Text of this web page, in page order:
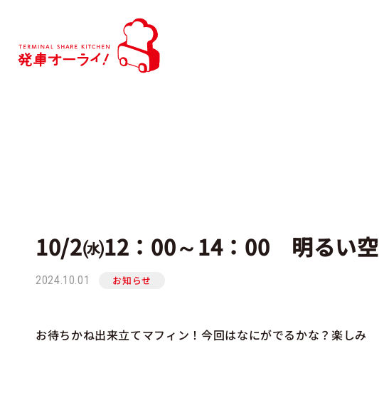
10/2㈬12：00～14：00 明るい空
2024.10.01 お知らせ
お待ちかね出来立てマフィン！今回はなにがでるかな？楽しみ